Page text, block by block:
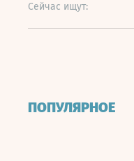
Сейчас ищут:
ПОПУЛЯРНОЕ